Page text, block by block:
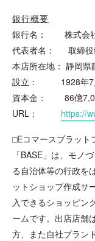
銀行概要
銀行名： 株式会
代表者名： 取締役
本店所在地： 静岡
設立： 1928年7
資本金： 86億
URL： https://
□Eコマースプラット
「BASE」は、モノ
る自治体等の行政を
ットショップ作成サ
入できるショッピン
ームです。出店店舗
方、また自社ブラン